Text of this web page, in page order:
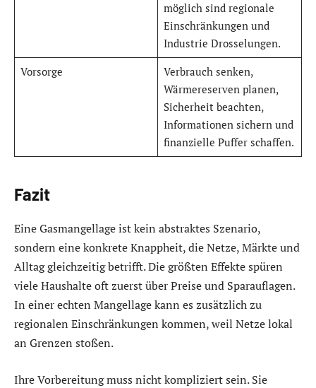
möglich sind regionale
Einschränkungen und
Industrie Drosselungen.
Vorsorge
Verbrauch senken,
Wärmereserven planen,
Sicherheit beachten,
Informationen sichern und
finanzielle Puffer schaffen.
Fazit
Eine Gasmangellage ist kein abstraktes Szenario,
sondern eine konkrete Knappheit, die Netze, Märkte und
Alltag gleichzeitig betrifft. Die größten Effekte spüren
viele Haushalte oft zuerst über Preise und Sparauflagen.
In einer echten Mangellage kann es zusätzlich zu
regionalen Einschränkungen kommen, weil Netze lokal
an Grenzen stoßen.
Ihre Vorbereitung muss nicht kompliziert sein. Sie